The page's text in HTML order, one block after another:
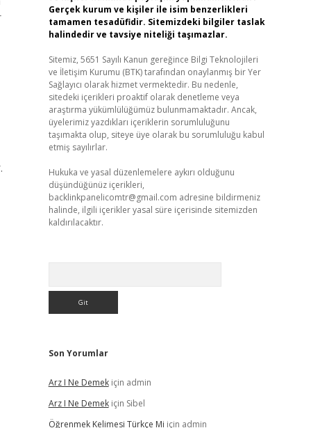
Gerçek kurum ve kişiler ile isim benzerlikleri
tamamen tesadüfidir. Sitemizdeki bilgiler taslak
halindedir ve tavsiye niteliği taşımazlar.
Sitemiz, 5651 Sayılı Kanun gereğince Bilgi Teknolojileri
ve İletişim Kurumu (BTK) tarafından onaylanmış bir Yer
Sağlayıcı olarak hizmet vermektedir. Bu nedenle,
sitedeki içerikleri proaktif olarak denetleme veya
araştırma yükümlülüğümüz bulunmamaktadır. Ancak,
üyelerimiz yazdıkları içeriklerin sorumluluğunu
taşımakta olup, siteye üye olarak bu sorumluluğu kabul
etmiş sayılırlar.
Hukuka ve yasal düzenlemelere aykırı olduğunu
düşündüğünüz içerikleri,
backlinkpanelicomtr@gmail.com adresine bildirmeniz
halinde, ilgili içerikler yasal süre içerisinde sitemizden
kaldırılacaktır.
Son Yorumlar
Arz I Ne Demekiçin admin
Arz I Ne Demekiçin Sibel
Öğrenmek Kelimesi Türkçe Mi için admin